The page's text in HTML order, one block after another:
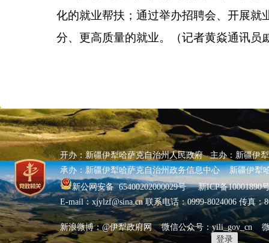
登录
化的就业帮扶；通过举办招聘会、开展就
分、更高质量的就业。
（记者黄焱通讯员
开办：新疆伊犁哈萨克自治州人民政府 主办：新疆伊
承办：新疆伊犁哈萨克自治州政务信息中心 新疆伊犁
新公网安备 65400202000029号
新ICP备10001890
E-mail：xjylzf@sina.cn 联系电话：0999-8024006 传真
新浪微博：@伊犁政府网 微信公众号：yili_gov_cn